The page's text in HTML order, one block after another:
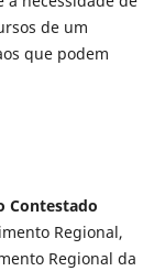
de um
que podem
Contestado
Regional,
Regional da